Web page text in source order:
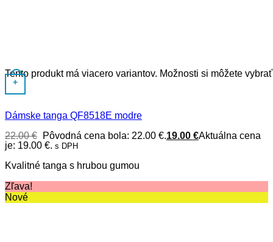
+
Tento produkt má viacero variantov. Možnosti si môžete
Dámske tanga QF8518E modre
22.00€ Pôvodná cena bola: 22.00 €.19.00 €Aktuálna cena
je: 19.00 €. s DPH
Kvalitné tanga s hrubou gumou
Zľava!
Nové